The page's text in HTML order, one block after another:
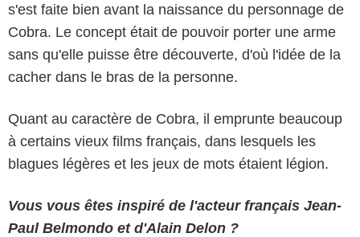
s'est faite bien avant la naissance du personnage de
Cobra. Le concept était de pouvoir porter une arme
sans qu'elle puisse être découverte, d'où l'idée de la
cacher dans le bras de la personne.
Quant au caractère de Cobra, il emprunte beaucoup
à certains vieux films français, dans lesquels les
blagues légères et les jeux de mots étaient légion.
Vous vous êtes inspiré de l'acteur français Jean-
Paul Belmondo et d'Alain Delon ?